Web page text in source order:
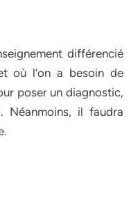
différencié
où l’on a besoin de
poser un diagnostic,
Néanmoins, il faudra